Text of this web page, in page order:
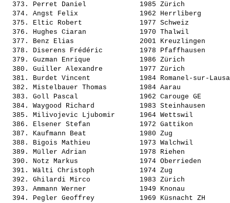
  373.
Perret Daniel
1985 Zürich
  374.
Angst Felix
1962 Herrliberg
  375.
Eltic Robert
1977 Schweiz
  376.
Hughes Ciaran
1970 Thalwil
  377.
Benz Elias
2001
  378.
Diserens Frédéric
1978
  379.
Guzman Enrique
1986 Zürich
  380.
Guiller Alexandre
1977 Zürich
  381.
Burdet Vincent
1984 Romanel-sur-
  382.
Mistelbauer Thomas
1984 Aarau
  383.
Goll Pascal
1962 Carouge GE
  384.
Waygood Richard
1983
  385.
Milivojevic Ljubomir
1964 Wettswil
  386.
Elsener Stefan
1972 Gattikon
  387.
Kaufmann Beat
1980 Zug
  388.
Bigois Mathieu
1973 Walchwil
  389.
Müller Adrian
1978 Riehen
  390.
Notz Markus
1974
  391.
Wälti Christoph
1974 Zug
  392.
Ghilardi Mirco
1983 Zürich
  393.
Ammann Werner
1949 Knonau
  394.
Pegler Geoffrey
1969 Küsnacht